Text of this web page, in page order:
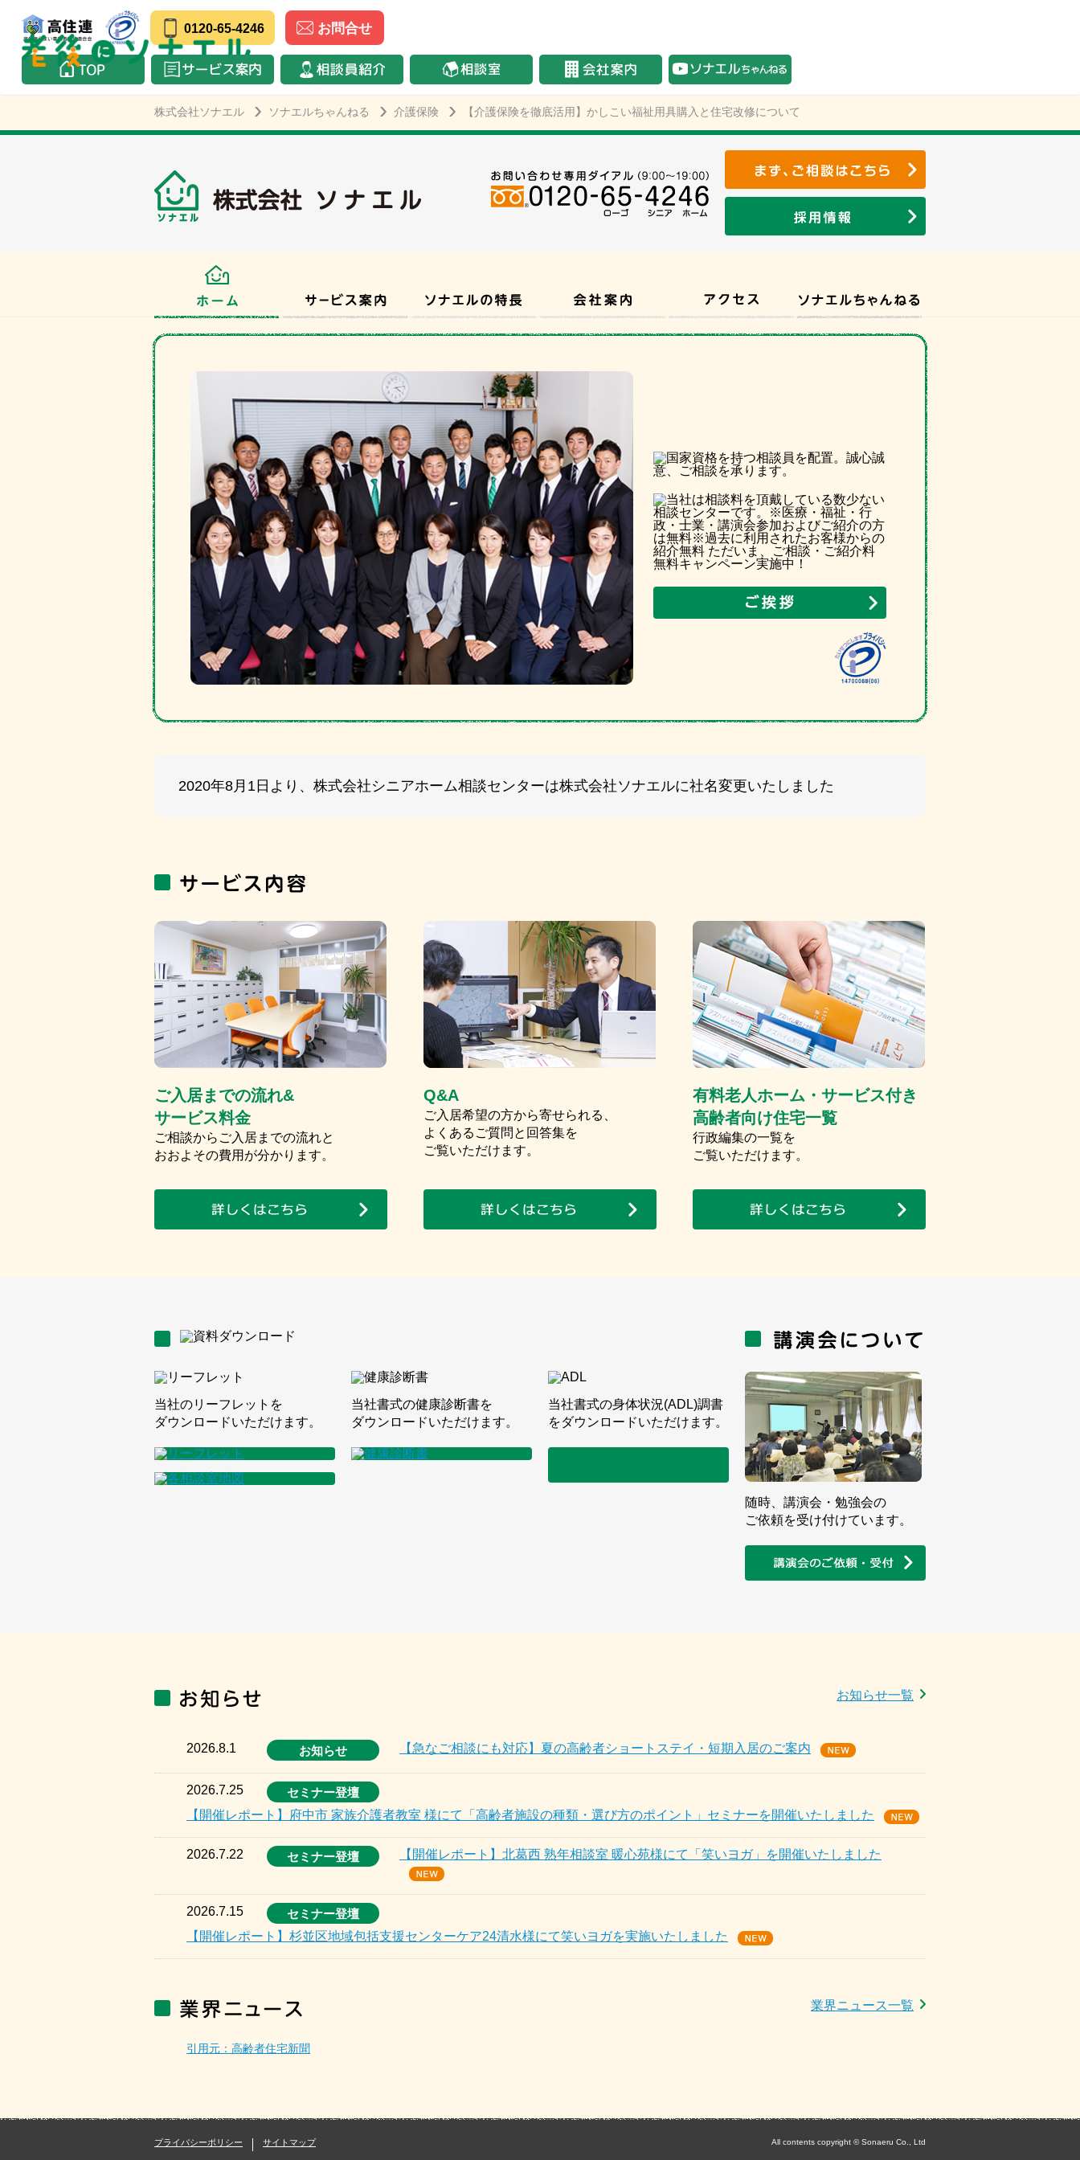
0120-65-4246 お問合せ
株式会社ソナエル ソナエルちゃんねる 介護保険 【介護保険を徹底活用】かしこい福祉用具購入と住宅改修について
2020年8月1日より、株式会社シニアホーム相談センターは株式会社ソナエルに社名変更いたしました
ご入居までの流れ&
サービス料金
ご相談からご入居までの流れと
おおよその費用が分かります。
Q&A
ご入居希望の方から寄せられる、
よくあるご質問と回答集を
ご覧いただけます。
有料老人ホーム・サービス付き
高齢者向け住宅一覧
行政編集の一覧を
ご覧いただけます。
当社のリーフレットを
ダウンロードいただけます。
当社書式の健康診断書を
ダウンロードいただけます。
当社書式の身体状況(ADL)調書
をダウンロードいただけます。
随時、講演会・勉強会の
ご依頼を受け付けています。
お知らせ一覧
2026.8.1 お知らせ 【急なご相談にも対応】夏の高齢者ショートステイ・短期入居のご案内
2026.7.25
セミナー登壇
【開催レポート】府中市 家族介護者教室 様にて「高齢者施設の種類・選び方のポイント」セミナーを開催いたしました
2026.7.22 セミナー登壇 【開催レポート】北葛西 熟年相談室 暖心苑様にて「笑いヨガ」を開催いたしました
2026.7.15
セミナー登壇
【開催レポート】杉並区地域包括支援センターケア24清水様にて笑いヨガを実施いたしました
業界ニュース一覧
引用元：高齢者住宅新聞
プライバシーポリシー サイトマップ All contents copyright © Sonaeru Co., Ltd